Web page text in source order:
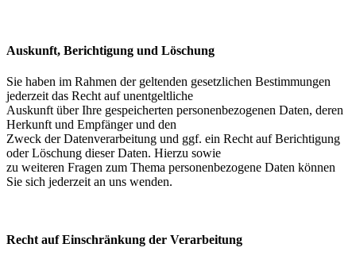
Auskunft, Berichtigung und Löschung
Sie haben im Rahmen der geltenden gesetzlichen Bestimmungen
jederzeit das Recht auf unentgeltliche
Auskunft über Ihre gespeicherten personenbezogenen Daten, deren
Herkunft und Empfänger und den
Zweck der Datenverarbeitung und ggf. ein Recht auf Berichtigung
oder Löschung dieser Daten. Hierzu sowie
zu weiteren Fragen zum Thema personenbezogene Daten können
Sie sich jederzeit an uns wenden.
Recht auf Einschränkung der Verarbeitung